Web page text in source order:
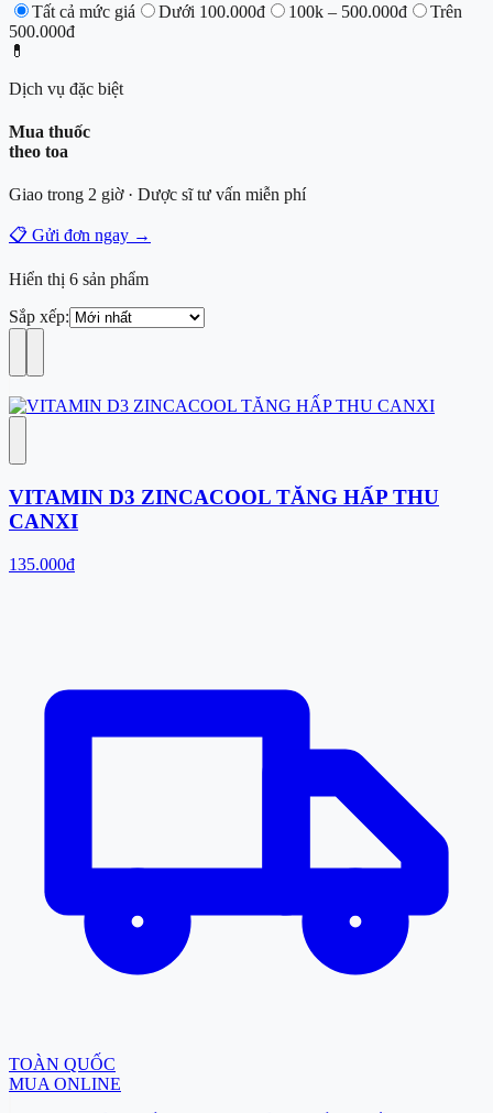
Tất cả mức giá Dưới 100.000đ 100k – 500.000đ
Trên
500.000đ
💊
Dịch vụ đặc biệt
Mua thuốc
theo toa
Giao trong 2 giờ · Dược sĩ tư vấn miễn phí
📋 Gửi đơn ngay →
Hiển thị 6 sản phẩm
Sắp xếp:
VITAMIN D3 ZINCACOOL TĂNG HẤP THU
CANXI
135.000đ
TOÀN QUỐC
MUA ONLINE